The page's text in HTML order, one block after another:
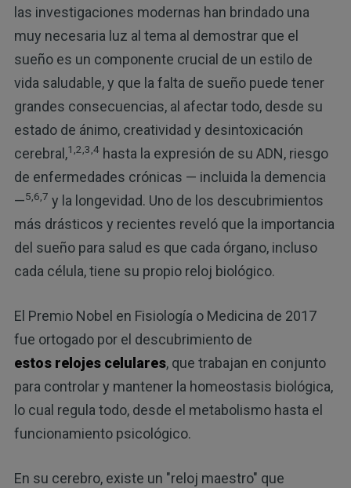
las investigaciones modernas han brindado una
muy necesaria luz al tema al demostrar que el
sueño es un componente crucial de un estilo de
vida saludable, y que la falta de sueño puede tener
grandes consecuencias, al afectar todo, desde su
estado de ánimo, creatividad y desintoxicación
cerebral,1,2,3,4hasta la expresión de su ADN, riesgo
de enfermedades crónicas — incluida la demencia
—5,6,7 y la longevidad. Uno de los descubrimientos
más drásticos y recientes reveló que la importancia
del sueño para salud es que cada órgano, incluso
cada célula, tiene su propio reloj biológico.
El Premio Nobel en Fisiología o Medicina de 2017
fue ortogado por el descubrimiento de
estos relojes celulares, que trabajan en conjunto
para controlar y mantener la homeostasis biológica,
lo cual regula todo, desde el metabolismo hasta el
funcionamiento psicológico.
En su cerebro, existe un "reloj maestro" que